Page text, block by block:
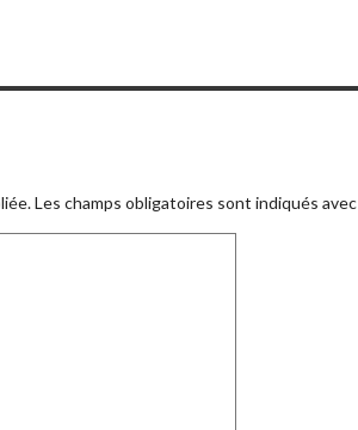
Les champs obligatoires sont indiqués avec